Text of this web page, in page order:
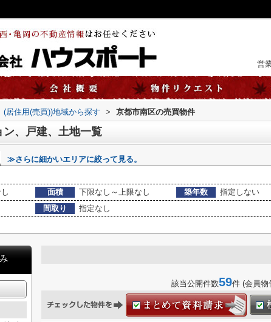
営
(居住用(売買))地域から探す > 京都市南区の売買物件
、戸建、土地一覧
≫さらに細かいエリアに絞って見る。
面積 下限なし～上限なし 築年数
指定しない
間取り
指定なし
該当公開件数59件 (会員物